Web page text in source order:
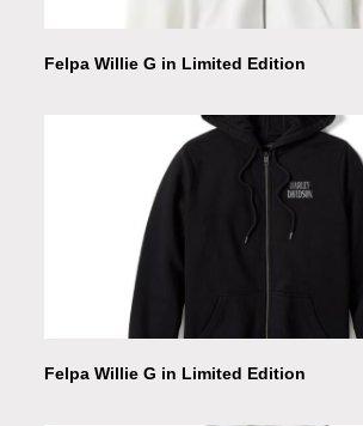
Felpa Willie G in Limited Edition
Felpa Willie G in Limited Edition